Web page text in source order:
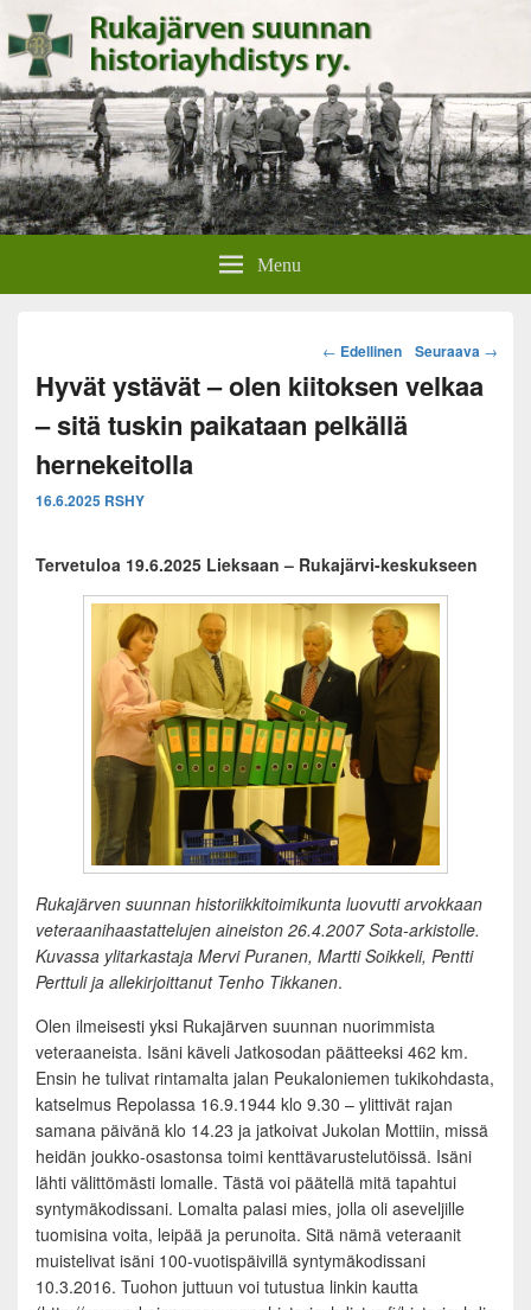
Rukajärven suunnan
historiayhdistys
Menu
Post
navigation
← Edellinen Seuraava →
Hyvät ystävät – olen kiitoksen velkaa
– sitä tuskin paikataan pelkällä
hernekeitolla
16.6.2025 RSHY
Tervetuloa 19.6.2025 Lieksaan – Rukajärvi-keskukseen
Rukajärven suunnan historiikkitoimikunta luovutti arvokkaan
veteraanihaastattelujen aineiston 26.4.2007 Sota-arkistolle.
Kuvassa ylitarkastaja Mervi Puranen, Martti Soikkeli, Pentti
Perttuli ja allekirjoittanut Tenho Tikkanen.
Olen ilmeisesti yksi Rukajärven suunnan nuorimmista
veteraaneista. Isäni käveli Jatkosodan päätteeksi 462 km.
Ensin he tulivat rintamalta jalan Peukaloniemen tukikohdasta,
katselmus Repolassa 16.9.1944 klo 9.30 – ylittivät rajan
samana päivänä klo 14.23 ja jatkoivat Jukolan Mottiin, missä
heidän joukko-osastonsa toimi kenttävarustelutöissä. Isäni
lähti välittömästi lomalle. Tästä voi päätellä mitä tapahtui
syntymäkodissani. Lomalta palasi mies, jolla oli aseveljille
tuomisina voita, leipää ja perunoita. Sitä nämä veteraanit
muistelivat isäni 100-vuotispäivillä syntymäkodissani
10.3.2016. Tuohon juttuun voi tutustua linkin kautta